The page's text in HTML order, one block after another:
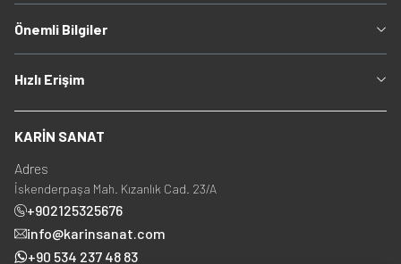
Önemli Bilgiler
Hızlı Erişim
KARİN SANAT
Adres
İskenderpaşa Mah. Kızanlık Cad. 23/A
+902125325676
info@karinsanat.com
+90 534 237 48 83